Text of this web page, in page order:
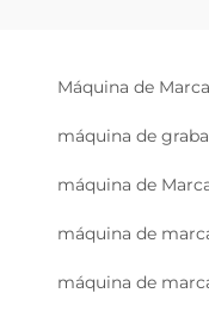
Máquina de
máquina de
máquina de
máquina de
máquina de